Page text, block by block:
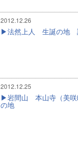
2012.12.26
法然上人 生誕の地
2012.12.25
岩間山 本山寺（美咲
の地